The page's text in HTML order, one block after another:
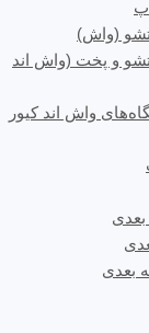
(واش)
و پخت (واش اند
واش اند کیور
بعدی